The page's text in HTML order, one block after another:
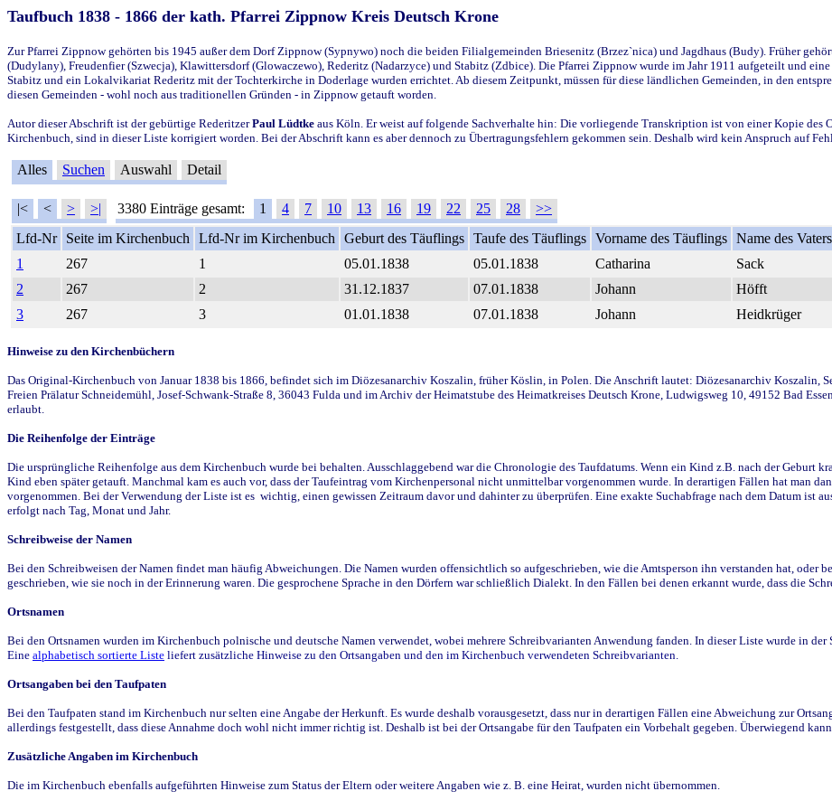
Taufbuch 1838 - 1866 der kath. Pfarrei Zippnow Kreis Deutsch Krone
Zur Pfarrei Zippnow gehörten bis 1945 außer dem Dorf Zippnow (Sypnywo) noch die beiden Filialgemeinden Briesenitz (Brzez`nica) und Jagdhaus (Budy). Früher
(Dudylany), Freudenfier (Szwecja), Klawittersdorf (Glowaczewo), Rederitz (Nadarzyce) und Stabitz (Zdbice). Die Pfarrei Zippnow wurde im Jahr 1911 aufgeteilt und
Stabitz und ein Lokalvikariat Rederitz mit der Tochterkirche in Doderlage wurden errichtet. Ab diesem Zeitpunkt, müssen für diese ländlichen Gemeinden, in den
diesen Gemeinden - wohl noch aus traditionellen Gründen - in Zippnow getauft worden.
Autor dieser Abschrift ist der gebürtige RederitzerPaul Lüdtke aus Köln. Er weist auf folgende Sachverhalte hin: Die vorliegende Transkription ist von einer Kopie
Kirchenbuch, sind in dieser Liste korrigiert worden. Bei der Abschrift kann es aber dennoch zu Übertragungsfehlern gekommen sein. Deshalb wird kein Anspruch auf
Alles Suchen Auswahl Detail
|< < > >| 3380 Einträge gesamt: 1 4 7 10 13 16 19 22 25 28
>>
Lfd-Nr
Seite im Kirchenbuch Lfd-Nr im Kirchenbuch Geburt des Täuflings Taufe des Täuflings Vorname des Täuflings Name des Vaters
1
267 1 05.01.1838 05.01.1838 Catharina Sack
2
267 2 31.12.1837 07.01.1838 Johann Höfft
3
267 3 01.01.1838 07.01.1838 Johann Heidkrüger
Hinweise zu den Kirchenbüchern
Das Original-Kirchenbuch von Januar 1838 bis 1866, befindet sich im Diözesanarchiv Koszalin, früher Köslin, in Polen. Die Anschrift lautet: Diözesanarchiv Koszalin,
Freien Prälatur Schneidemühl, Josef-Schwank-Straße 8, 36043 Fulda und im Archiv der Heimatstube des Heimatkreises Deutsch Krone, Ludwigsweg 10, 49152 Bad
erlaubt.
Die Reihenfolge der Einträge
Die ursprüngliche Reihenfolge aus dem Kirchenbuch wurde bei behalten. Ausschlaggebend war die Chronologie des Taufdatums. Wenn ein Kind z.B. nach der Geburt
Kind eben später getauft. Manchmal kam es auch vor, dass der Taufeintrag vom Kirchenpersonal nicht unmittelbar vorgenommen wurde. In derartigen Fällen hat man
vorgenommen. Bei der Verwendung der Liste ist es wichtig, einen gewissen Zeitraum davor und dahinter zu überprüfen. Eine exakte Suchabfrage nach dem Datum ist
erfolgt nach Tag, Monat und Jahr.
Schreibweise der Namen
Bei den Schreibweisen der Namen findet man häufig Abweichungen. Die Namen wurden offensichtlich so aufgeschrieben, wie die Amtsperson ihn verstanden hat, oder
geschrieben, wie sie noch in der Erinnerung waren. Die gesprochene Sprache in den Dörfern war schließlich Dialekt. In den Fällen bei denen erkannt wurde, dass die
Ortsnamen
Bei den Ortsnamen wurden im Kirchenbuch polnische und deutsche Namen verwendet, wobei mehrere Schreibvarianten Anwendung fanden. In dieser Liste wurde in
Eine alphabetisch sortierte Liste liefert zusätzliche Hinweise zu den Ortsangaben und den im Kirchenbuch verwendeten Schreibvarianten.
Ortsangaben bei den Taufpaten
Bei den Taufpaten stand im Kirchenbuch nur selten eine Angabe der Herkunft. Es wurde deshalb vorausgesetzt, dass nur in derartigen Fällen eine Abweichung zur
allerdings festgestellt, dass diese Annahme doch wohl nicht immer richtig ist. Deshalb ist bei der Ortsangabe für den Taufpaten ein Vorbehalt gegeben. Überwiegend
Zusätzliche Angaben im Kirchenbuch
Die im Kirchenbuch ebenfalls aufgeführten Hinweise zum Status der Eltern oder weitere Angaben wie z. B. eine Heirat, wurden nicht übernommen.